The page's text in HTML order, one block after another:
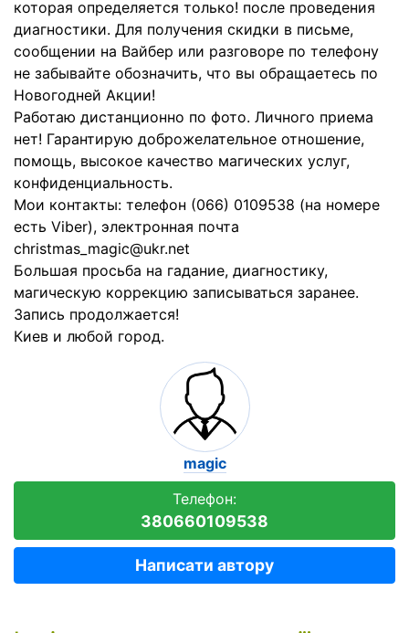
которая определяется только! после проведения
диагностики. Для получения скидки в письме,
сообщении на Вайбер или разговоре по телефону
не забывайте обозначить, что вы обращаетесь по
Новогодней Акции!
Работаю дистанционно по фото. Личного приема
нет! Гарантирую доброжелательное отношение,
помощь, высокое качество магических услуг,
конфиденциальность.
Мои контакты: телефон (066) 0109538 (на номере
есть Viber), электронная почта
christmas_magic@ukr.net
Большая просьба на гадание, диагностику,
магическую коррекцию записываться заранее.
Запись продолжается!
Киев и любой город.
magic
Телефон:
380660109538
Написати автору